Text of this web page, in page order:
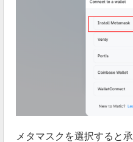
メタマスクを選択すると